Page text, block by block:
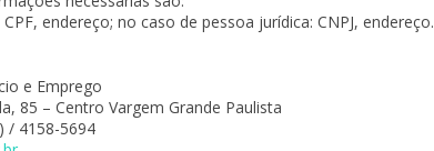
endereço; no caso de pessoa jurídica: CNPJ, endereço.
e Emprego
85 – Centro Vargem Grande Paulista
/ 4158-5694